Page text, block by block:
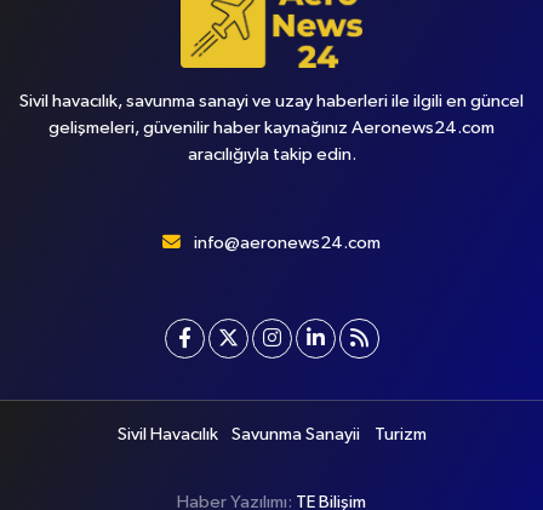
Sivil havacılık, savunma sanayi ve uzay haberleri ile ilgili en güncel
gelişmeleri, güvenilir haber kaynağınız Aeronews24.com
aracılığıyla takip edin.
info@aeronews24.com
Sivil Havacılık Savunma Sanayii Turizm
Haber Yazılımı: TE Bilişim